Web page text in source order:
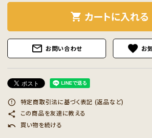
shopping_cart カートに入れる
mail_outline お問い合わせ favorite
error_outline 特定商取引法に基づく表記 (返品など)
share この商品を友達に教える
undo 買い物を続ける